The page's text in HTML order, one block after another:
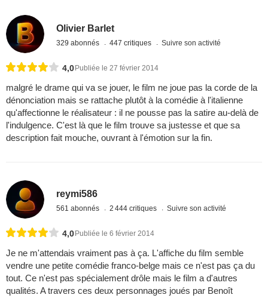
Olivier Barlet
329 abonnés 447 critiques Suivre son activité
4,0Publiée le 27 février 2014
malgré le drame qui va se jouer, le film ne joue pas la corde de la
dénonciation mais se rattache plutôt à la comédie à l'italienne
qu'affectionne le réalisateur : il ne pousse pas la satire au-delà de
l'indulgence. C'est là que le film trouve sa justesse et que sa
description fait mouche, ouvrant à l'émotion sur la fin.
reymi586
561 abonnés 2 444 critiques Suivre son activité
4,0 Publiée le 6 février 2014
Je ne m'attendais vraiment pas à ça. L'affiche du film semble
vendre une petite comédie franco-belge mais ce n'est pas ça du
tout. Ce n'est pas spécialement drôle mais le film a d'autres
qualités. A travers ces deux personnages joués par Benoît